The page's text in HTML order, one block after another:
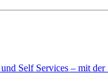
Self Services – mit